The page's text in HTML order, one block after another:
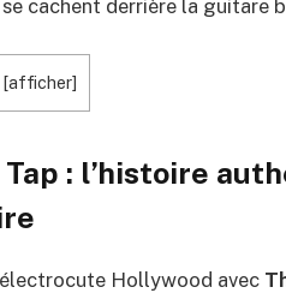
cachent derrière la guitare
[afficher]
: l’histoire
électrocute Hollywood avec